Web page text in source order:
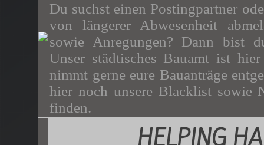
Du suchst einen Postingpartner
von längerer Abwesenheit
sowie Anregungen? Dann bist
Unser städtisches Bauamt ist
nimmt gerne eure Bauanträge
hier noch unsere Blacklist sowie
finden.
HELPING